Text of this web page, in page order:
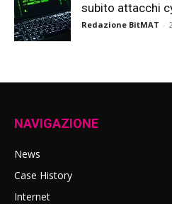
subito attacchi
Redazione BitMAT -
NAVIGAZIONE
News
Case History
Internet